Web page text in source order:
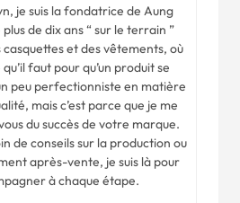
je suis la fondatrice de Aung
de dix ans “ sur le terrain ”
et des vêtements, où
faut pour qu’un produit se
peu perfectionniste en matière
mais c’est parce que je me
du succès de votre marque.
de conseils sur la production ou
après-vente, je suis là pour
à chaque étape.